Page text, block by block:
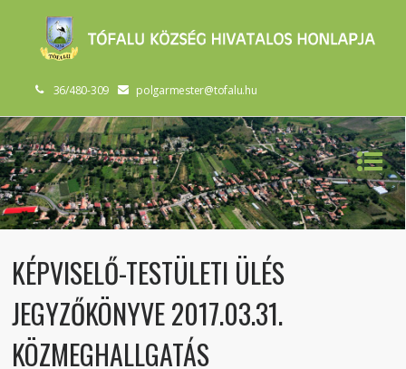
36/480-309 polgarmester@tofalu.hu
KÉPVISELŐ-TESTÜLETI ÜLÉS
JEGYZŐKÖNYVE 2017.03.31.
KÖZMEGHALLGATÁS